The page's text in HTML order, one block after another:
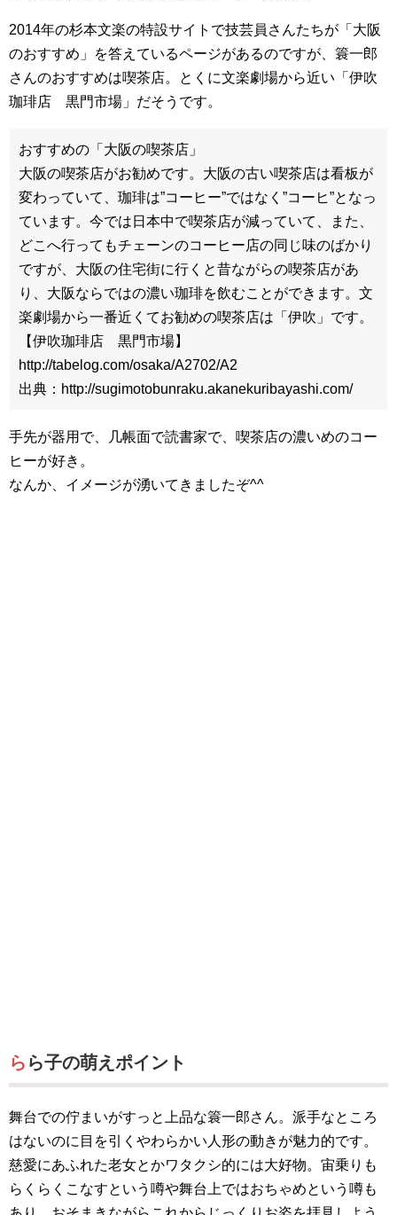
2014年の杉本文楽の特設サイトで技芸員さんたちが「大阪
のおすすめ」を答えているページがあるのですが、簑一郎
さんのおすすめは喫茶店。とくに文楽劇場から近い「伊吹
珈琲店 黒門市場」だそうです。
おすすめの「大阪の喫茶店」
大阪の喫茶店がお勧めです。大阪の古い喫茶店は看板が
変わっていて、珈琲は”コーヒー”ではなく”コーヒ”となっ
ています。今では日本中で喫茶店が減っていて、また、
どこへ行ってもチェーンのコーヒー店の同じ味のばかり
ですが、大阪の住宅街に行くと昔ながらの喫茶店があ
り、大阪ならではの濃い珈琲を飲むことができます。文
楽劇場から一番近くてお勧めの喫茶店は「伊吹」です。
【伊吹珈琲店 黒門市場】
http://tabelog.com/osaka/A2702/A2
出典：http://sugimotobunraku.akanekuribayashi.com/
手先が器用で、几帳面で読書家で、喫茶店の濃いめのコー
ヒーが好き。
なんか、イメージが湧いてきましたぞ^^
らら子の萌えポイント
舞台での佇まいがすっと上品な簑一郎さん。派手なところ
はないのに目を引くやわらかい人形の動きが魅力的です。
慈愛にあふれた老女とかワタクシ的には大好物。宙乗りも
らくらくこなすという噂や舞台上ではおちゃめという噂も